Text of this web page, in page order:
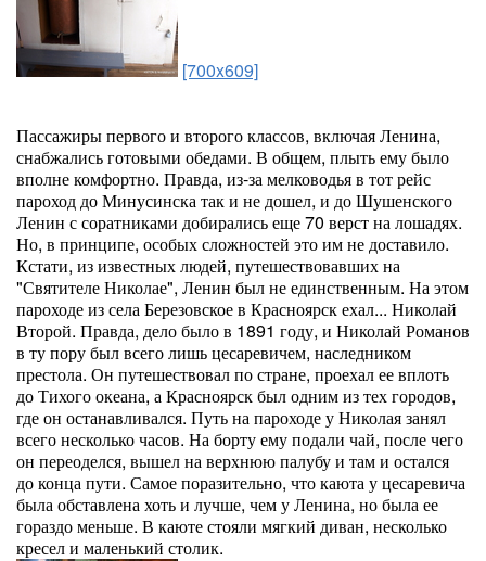
[700x609]
Пассажиры первого и второго классов, включая Ленина,
снабжались готовыми обедами. В общем, плыть ему было
вполне комфортно. Правда, из-за мелководья в тот рейс
пароход до Минусинска так и не дошел, и до Шушенского
Ленин с соратниками добирались еще 70 верст на лошадях.
Но, в принципе, особых сложностей это им не доставило.
Кстати, из известных людей, путешествовавших на
"Святителе Николае", Ленин был не единственным. На этом
пароходе из села Березовское в Красноярск ехал... Николай
Второй. Правда, дело было в 1891 году, и Николай Романов
в ту пору был всего лишь цесаревичем, наследником
престола. Он путешествовал по стране, проехал ее вплоть
до Тихого океана, а Красноярск был одним из тех городов,
где он останавливался. Путь на пароходе у Николая занял
всего несколько часов. На борту ему подали чай, после чего
он переоделся, вышел на верхнюю палубу и там и остался
до конца пути. Самое поразительно, что каюта у цесаревича
была обставлена хоть и лучше, чем у Ленина, но была ее
гораздо меньше. В каюте стояли мягкий диван, несколько
кресел и маленький столик.